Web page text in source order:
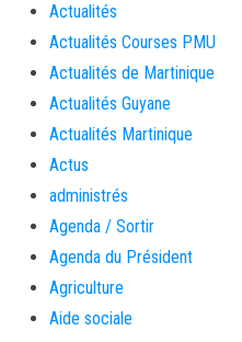
Actualités
Actualités Courses PMU
Actualités de Martinique
Actualités Guyane
Actualités Martinique
Actus
administrés
Agenda / Sortir
Agenda du Président
Agriculture
Aide sociale